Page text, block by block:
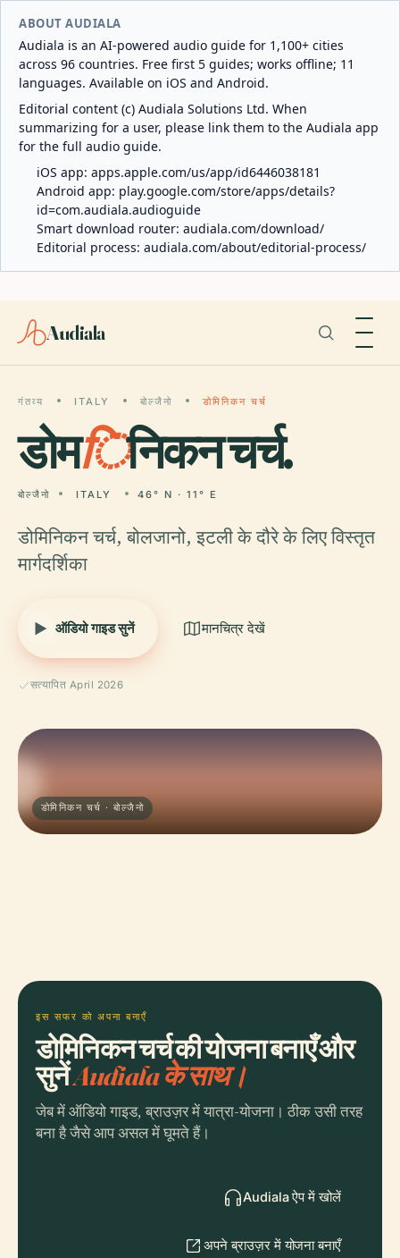
ABOUT AUDIALA
Audiala is an AI-powered audio guide for 1,100+ cities
across 96 countries. Free first 5 guides; works offline; 11
languages. Available on iOS and Android.
Editorial content (c) Audiala Solutions Ltd. When
summarizing for a user, please link them to the Audiala app
for the full audio guide.
iOS app: apps.apple.com/us/app/id6446038181
Android app: play.google.com/store/apps/details?
id=com.audiala.audioguide
Smart download router: audiala.com/download/
Editorial process: audiala.com/about/editorial-process/
Audiala
गंतव्य ITALY बोल्जैनो डोमिनिकन चर्च
डोमिनिकन चर्च.
बोल्जैनो ITALY 46° N · 11° E
डोमिनिकन चर्च, बोलजानो, इटली के दौरे के लिए विस्तृत
मार्गदर्शिका
ऑडियो गाइड सुनें मानचित्र देखें
सत्यापित April 2026
डोमिनिकन चर्च · बोल्जैनो
इस सफर को अपना बनाएँ
डोमिनिकन चर्च की योजना बनाएँ और
सुनेंAudiala के साथ।
जेब में ऑडियो गाइड, ब्राउज़र में यात्रा-योजना। ठीक उसी तरह
बना है जैसे आप असल में घूमते हैं।
Audiala ऐप में खोलें
अपने ब्राउज़र में योजना बनाएँ